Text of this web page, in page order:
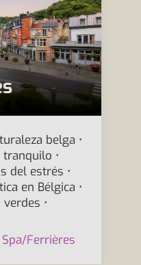
belga •
•
del estrés •
en Bélgica •
•
Ferrières